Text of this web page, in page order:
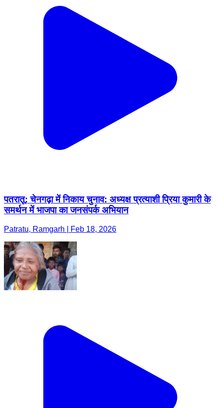
पतरातू: चेनगढ़ा में निकाय चुनाव: अध्यक्ष प्रत्याशी प्रिया कुमारी के
समर्थन में भाजपा का जनसंपर्क अभियान
Patratu, Ramgarh | Feb 18, 2026